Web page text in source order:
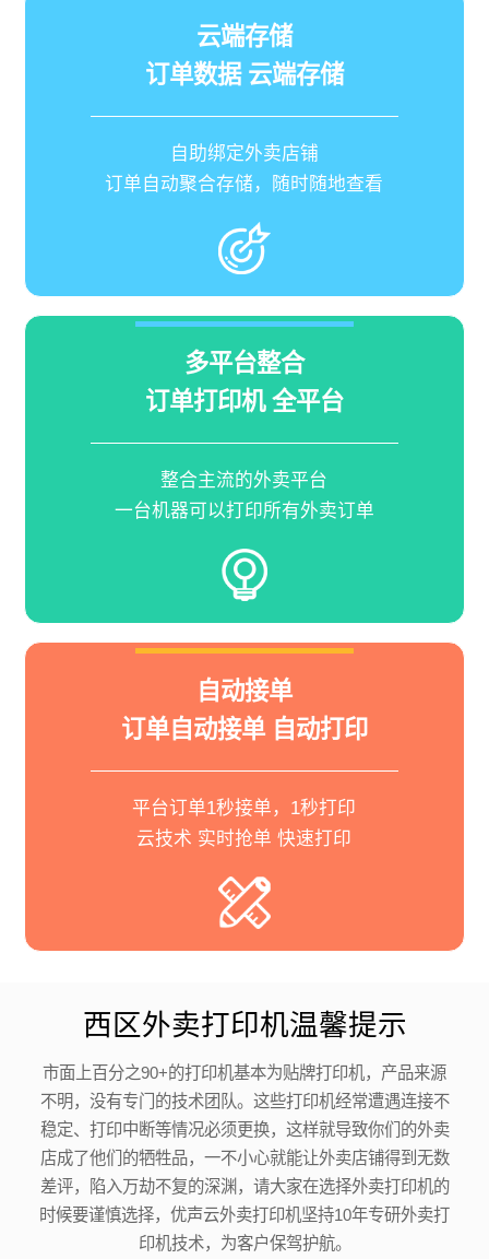
云端存储
订单数据 云端存储
自助绑定外卖店铺
订单自动聚合存储，随时随地查看
多平台整合
订单打印机 全平台
整合主流的外卖平台
一台机器可以打印所有外卖订单
自动接单
订单自动接单 自动打印
平台订单1秒接单，1秒打印
云技术 实时抢单 快速打印
西区外卖打印机温馨提示
市面上百分之90+的打印机基本为贴牌打印机，产品来源
不明，没有专门的技术团队。这些打印机经常遭遇连接不
稳定、打印中断等情况必须更换，这样就导致你们的外卖
店成了他们的牺牲品，一不小心就能让外卖店铺得到无数
差评，陷入万劫不复的深渊，请大家在选择外卖打印机的
时候要谨慎选择，优声云外卖打印机坚持10年专研外卖打
印机技术，为客户保驾护航。